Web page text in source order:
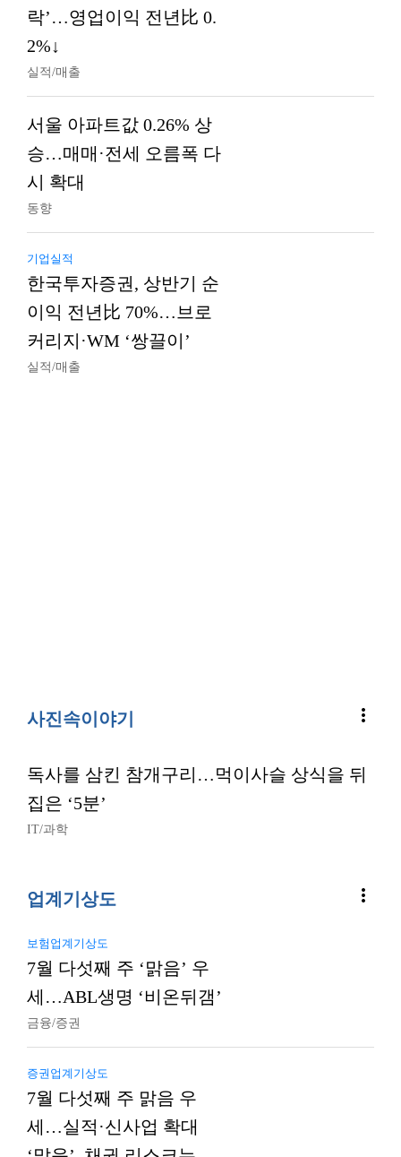
락’…영업이익 전년比 0.
2%↓
실적/매출
서울 아파트값 0.26% 상
승…매매·전세 오름폭 다
시 확대
동향
기업실적
한국투자증권, 상반기 순
이익 전년比 70%…브로
커리지·WM ‘쌍끌이’
실적/매출
사진속이야기 more_vert
독사를 삼킨 참개구리…먹이사슬 상식을 뒤
집은 ‘5분’
IT/과학
업계기상도 more_vert
보험업계기상도
7월 다섯째 주 ‘맑음’ 우
세…ABL생명 ‘비온뒤갬’
금융/증권
증권업계기상도
7월 다섯째 주 맑음 우
세…실적·신사업 확대